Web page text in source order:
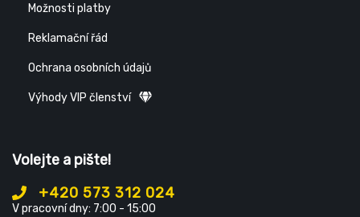
Možnosti platby
Reklamační řád
Ochrana osobních údajů
Výhody VIP členství
Volejte a pište!
+420 573 312 024
V pracovní dny: 7:00 - 15:00